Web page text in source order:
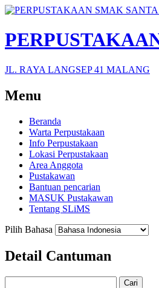
JL. RAYA LANGSEP 41 MALANG
Menu
Beranda
Warta Perpustakaan
Info Perpustakaan
Lokasi Perpustakaan
Area Anggota
Pustakawan
Bantuan pencarian
MASUK Pustakawan
Tentang SLiMS
Pilih Bahasa
Detail Cantuman
Cari